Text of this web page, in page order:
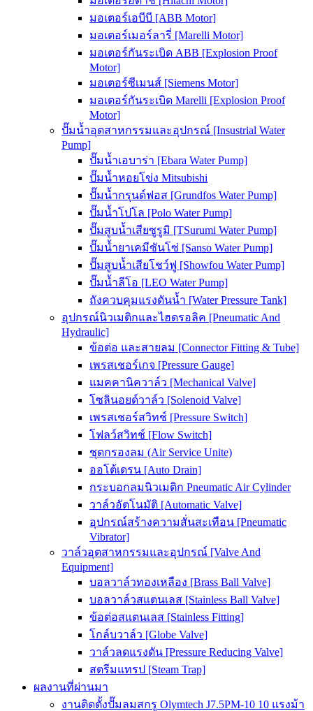
มอเตอร์เอบีบี [ABB Motor]
มอเตอร์เมอร์ลารี่ [Marelli Motor]
มอเตอร์กันระเบิด ABB [Explosion Proof
Motor]
มอเตอร์ซีเมนส์ [Siemens Motor]
มอเตอร์กันระเบิด Marelli [Explosion Proof
Motor]
ปั๊มน้ำอุตสาหกรรมและอุปกรณ์ [Insustrial Water
Pump]
ปั๊มน้ำเอบาร่า [Ebara Water Pump]
ปั๊มน้ำหอยโข่ง Mitsubishi
ปั๊มน้ำกรุนด์ฟอส [Grundfos Water Pump]
ปั๊มน้ำโปโล [Polo Water Pump]
ปั๊มสูบน้ำเสียซูรูมิ [TSurumi Water Pump]
ปั๊มน้ำยาเคมีซันโซ่ [Sanso Water Pump]
ปั๊มสูบน้ำเสียโชว์ฟู [Showfou Water Pump]
ปั๊มน้ำลีโอ [LEO Water Pump]
ถังควบคุมแรงดันน้ำ [Water Pressure Tank]
อุปกรณ์นิวเมติกและไฮดรอลิค [Pneumatic And
Hydraulic]
ข้อต่อ และสายลม [Connector Fitting & Tube]
เพรสเชอร์เกจ [Pressure Gauge]
แมคคานิควาล์ว [Mechanical Valve]
โซลินอยด์วาล์ว [Solenoid Valve]
เพรสเชอร์สวิทช์ [Pressure Switch]
โฟลว์สวิทช์ [Flow Switch]
ชุดกรองลม (Air Service Unite)
ออโต้เดรน [Auto Drain]
กระบอกลมนิวเมติก Pneumatic Air Cylinder
วาล์วอัตโนมัติ [Automatic Valve]
อุปกรณ์สร้างความสั่นสะเทือน [Pneumatic
Vibrator]
วาล์วอุตสาหกรรมและอุปกรณ์ [Valve And
Equipment]
บอลวาล์วทองเหลือง [Brass Ball Valve]
บอลวาล์วสแตนเลส [Stainless Ball Valve]
ข้อต่อสแตนเลส [Stainless Fitting]
โกล์บวาล์ว [Globe Valve]
วาล์วลดแรงดัน [Pressure Reducing Valve]
สตรีมแทรป [Steam Trap]
ผลงานที่ผ่านมา
งานติดตั้งปั๊มลมสกรู Olymtech J7.5PM-10 10 แรงม้า